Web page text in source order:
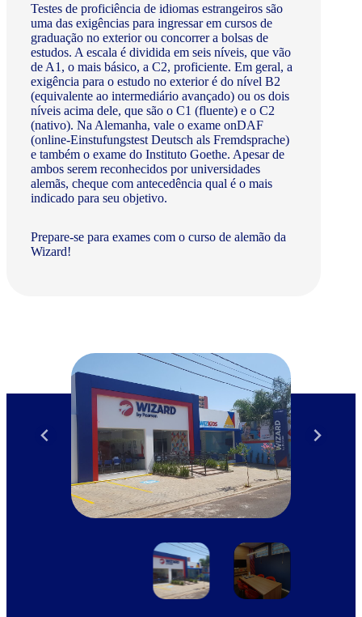
Testes de proficiência de idiomas estrangeiros são
uma das exigências para ingressar em cursos de
graduação no exterior ou concorrer a bolsas de
estudos. A escala é dividida em seis níveis, que vão
de A1, o mais básico, a C2, proficiente. Em geral, a
exigência para o estudo no exterior é do nível B2
(equivalente ao intermediário avançado) ou os dois
níveis acima dele, que são o C1 (fluente) e o C2
(nativo). Na Alemanha, vale o exame onDAF
(online-Einstufungstest Deutsch als Fremdsprache)
e também o exame do Instituto Goethe. Apesar de
ambos serem reconhecidos por universidades
alemãs, cheque com antecedência qual é o mais
indicado para seu objetivo.
Prepare-se para exames com o curso de alemão da
Wizard!